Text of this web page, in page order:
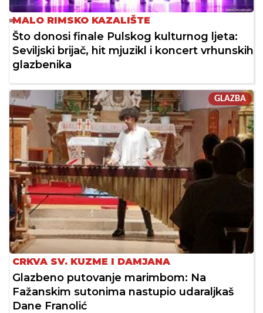
MALO RIMSKO KAZALIŠTE
Što donosi finale Pulskog kulturnog ljeta:
Seviljski brijač, hit mjuzikl i koncert vrhunskih
glazbenika
GLAZBA
CRKVA SV. KUZME I DAMJANA
Glazbeno putovanje marimbom: Na
Fažanskim sutonima nastupio udaraljkaš
Dane Franolić